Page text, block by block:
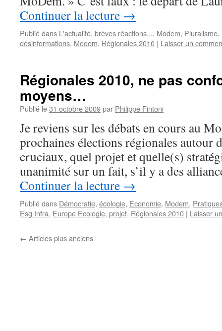
Continuer la lecture →
Publié dans L'actualité, brèves réactions..., Modem, Pluralisme,
désinformations, Modem, Régionales 2010 | Laisser un
Régionales 2010, ne pas
moyens…
Publié le31 octobre 2009par Philippe Fintoni
Je reviens sur les débats en cours au
prochaines élections régionales autour
cruciaux, quel projet et quelle(s)
unanimité sur un fait, s’il y a des
Continuer la lecture →
Publié dans Démocratie, écologie, Economie, Modem,
Esg Infra, Europe Ecologie, projet, Régionales 2010 | Laisser
← Articles plus anciens